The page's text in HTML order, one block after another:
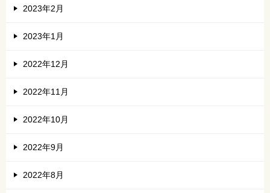
2023年2月
2023年1月
2022年12月
2022年11月
2022年10月
2022年9月
2022年8月